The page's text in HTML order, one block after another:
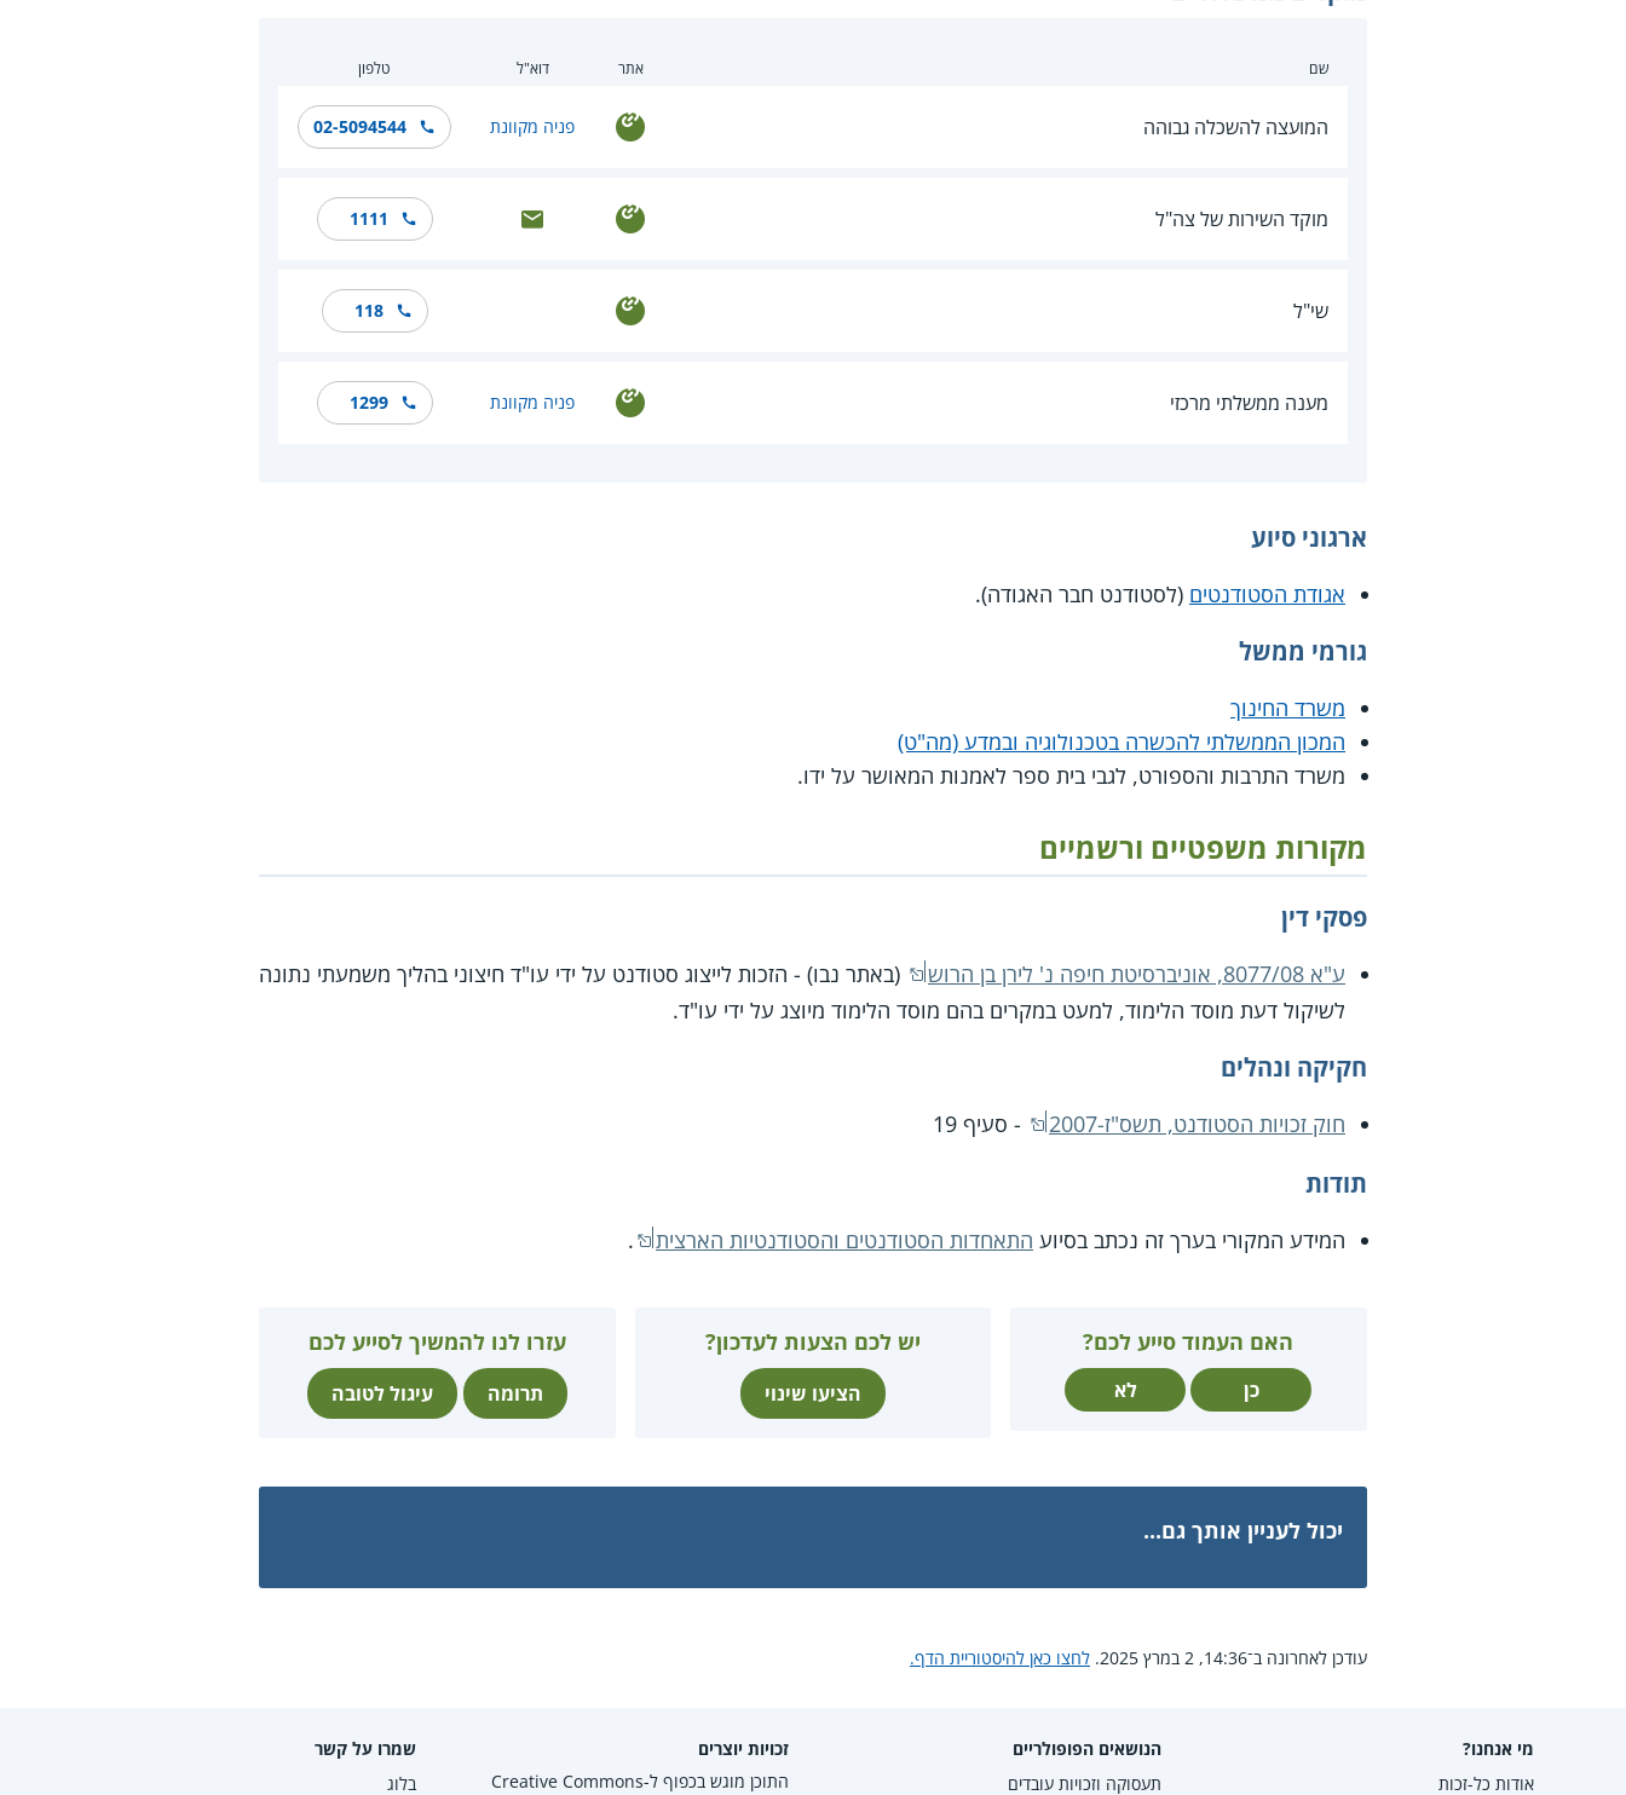
שם אתר דוא"ל טלפון
המועצה להשכלה גבוהה פניה מקוונת 02-5094544
מוקד השירות של צה"ל 1111
שי"ל 118
מענה ממשלתי מרכזי פניה מקוונת 1299
ארגוני סיוע
אגודת הסטודנטים (לסטודנט חבר האגודה).
גורמי ממשל
משרד החינוך
המכון הממשלתי להכשרה בטכנולוגיה ובמדע (מה"ט)
משרד התרבות והספורט, לגבי בית ספר לאמנות המאושר על ידו.
מקורות משפטיים ורשמיים
פסקי דין
ע"א 8077/08, אוניברסיטת חיפה נ' לירן בן הרוש
(באתר נבו) - הזכות לייצוג סטודנט על ידי עו"ד חיצוני בהליך משמעתי נתונה
לשיקול דעת מוסד הלימוד, למעט במקרים בהם מוסד הלימוד מיוצג על ידי עו"ד.
חקיקה ונהלים
חוק זכויות הסטודנט, תשס"ז-2007 - סעיף 19
תודות
המידע המקורי בערך זה נכתב בסיוע התאחדות הסטודנטים והסטודנטיות הארצית .
האם העמוד סייע לכם?
כן לא
יש לכם הצעות לעדכון?
הציעו שינוי
עזרו לנו להמשיך לסייע לכם
תרומה עיגול לטובה
יכול לעניין אותך גם...
עודכן לאחרונה ב־14:36, 2 במרץ 2025. לחצו כאן להיסטוריית הדף.
מי אנחנו?
אודות כל-זכות
הנושאים הפופולריים
תעסוקה וזכויות עובדים
זכויות יוצרים
התוכן מוגש בכפוף ל-Creative Commons
שמרו על קשר
בלוג